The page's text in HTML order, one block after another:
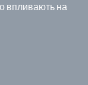
впливають на